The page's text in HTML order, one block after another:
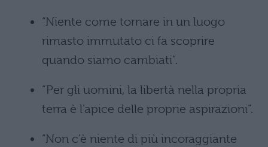
“Niente come tornare in un luogo
rimasto immutato ci fa scoprire
quando siamo cambiati”.
“Per gli uomini, la libertà nella propria
terra è l’apice delle proprie aspirazioni”.
“Non c’è niente di più incoraggiante